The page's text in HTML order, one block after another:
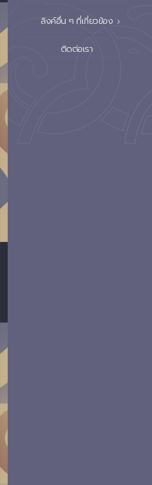
ลิงค์อื่น ๆ ที่เกี่ยวข้อง
ติดต่อเรา